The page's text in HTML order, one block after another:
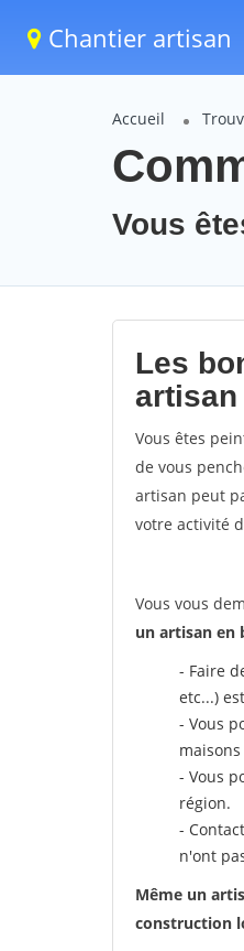
Chantier artisan
Accueil
Vous
Les
artisan
Vous êtes
de vous
artisan peut
votre activité
Vous vous
un artisan en
- Faire
etc...)
- Vous
- Vous
région.
-
n'ont
Même un
construction